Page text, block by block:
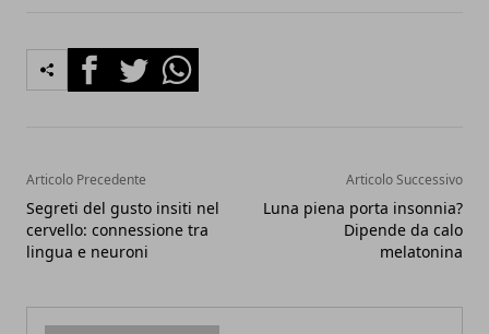
FacebookTwitterWhatsapp
Articolo Precedente
Segreti del gusto insiti nel
cervello: connessione tra
lingua e neuroni
Articolo Successivo
Luna piena porta insonnia?
Dipende da calo
melatonina